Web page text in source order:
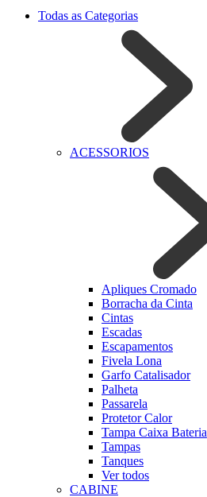
Todas as Categorias
ACESSORIOS
Apliques Cromado
Borracha da Cinta
Cintas
Escadas
Escapamentos
Fivela Lona
Garfo Catalisador
Palheta
Passarela
Protetor Calor
Tampa Caixa Bateria
Tampas
Tanques
Ver todos
CABINE